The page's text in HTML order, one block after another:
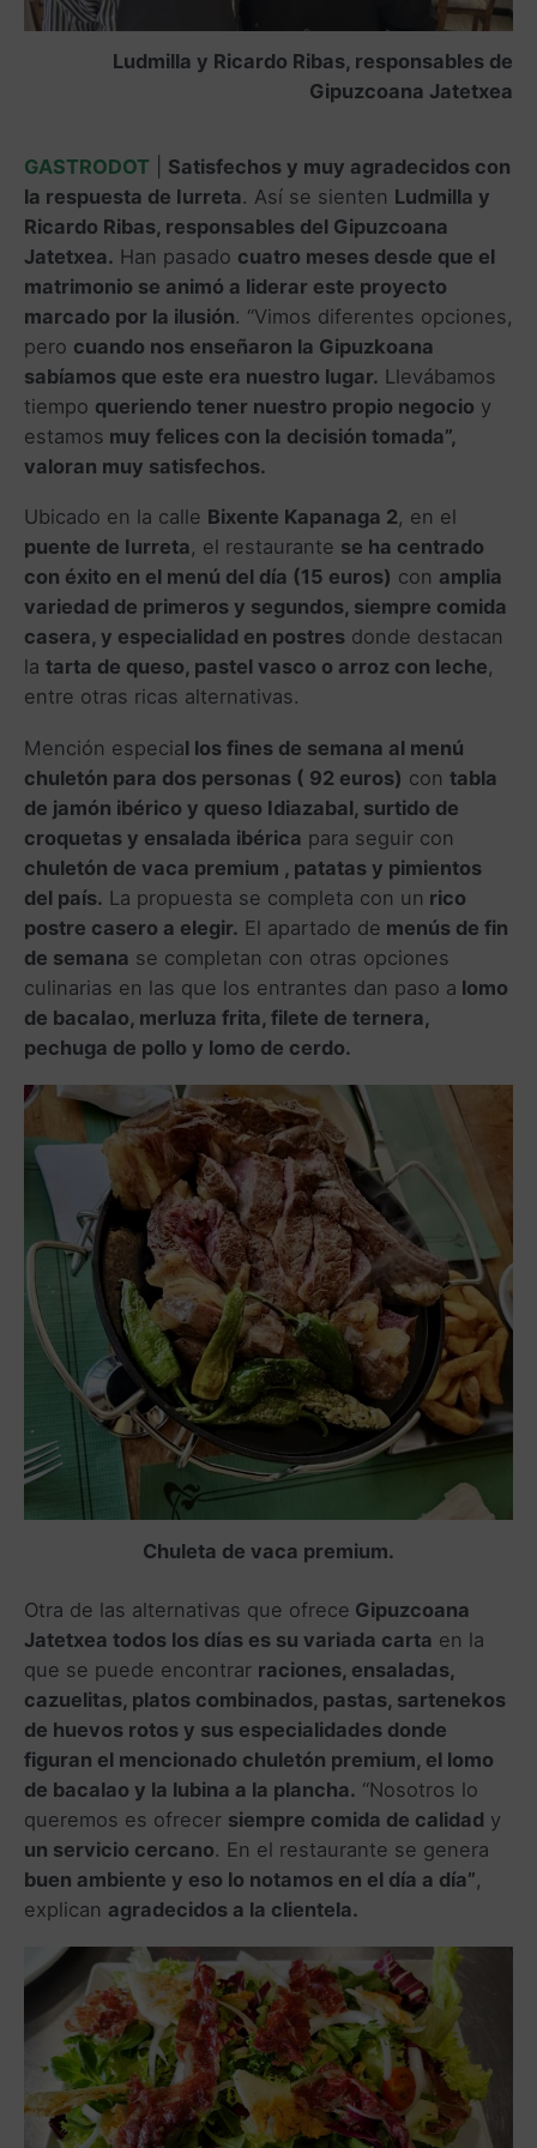
Ludmilla y Ricardo Ribas, responsables de
Gipuzcoana Jatetxea
GASTRODOT
Satisfechos y muy agradecidos con
la respuesta de Iurreta. Así se sienten Ludmilla y
Ricardo Ribas, responsables del Gipuzcoana
Jatetxea. Han pasado cuatro meses desde que el
matrimonio se animó a liderar este proyecto
marcado por la ilusión. “Vimos diferentes opciones,
pero cuando nos enseñaron la Gipuzkoana
sabíamos que este era nuestro lugar. Llevábamos
tiempo queriendo tener nuestro propio negocio y
estamos muy felices con la decisión tomada”,
valoran muy satisfechos.
Ubicado en la calle Bixente Kapanaga 2, en el
puente de Iurreta, el restaurante se ha centrado
con éxito en el menú del día (15 euros) con amplia
variedad de primeros y segundos, siempre comida
casera, y especialidad en postres donde destacan
la tarta de queso, pastel vasco o arroz con leche,
entre otras ricas alternativas.
Mención especial los fines de semana al menú
chuletón para dos personas ( 92 euros) con tabla
de jamón ibérico y queso Idiazabal, surtido de
croquetas y ensalada ibérica para seguir con
chuletón de vaca premium , patatas y pimientos
del país. La propuesta se completa con un rico
postre casero a elegir. El apartado de menús de fin
de semana se completan con otras opciones
culinarias en las que los entrantes dan paso a lomo
de bacalao, merluza frita, filete de ternera,
pechuga de pollo y lomo de cerdo.
Chuleta de vaca premium.
Otra de las alternativas que ofrece Gipuzcoana
Jatetxea todos los días es su variada carta en la
que se puede encontrar raciones, ensaladas,
cazuelitas, platos combinados, pastas, sartenekos
de huevos rotos y sus especialidades donde
figuran el mencionado chuletón premium, el lomo
de bacalao y la lubina a la plancha. “Nosotros lo
queremos es ofrecer siempre comida de calidad y
un servicio cercano. En el restaurante se genera
buen ambiente y eso lo notamos en el día a día”,
explican agradecidos a la clientela.